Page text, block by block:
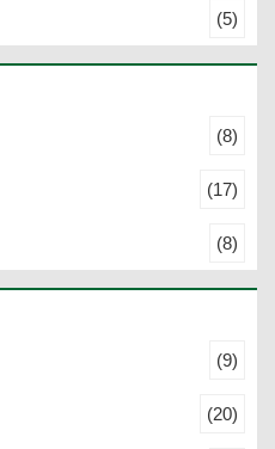
(5)
(8)
(17)
(8)
(9)
(20)